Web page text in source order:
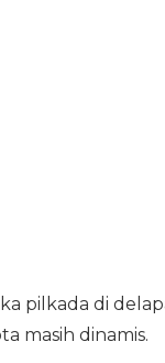
pilkada di
masih dinamis.